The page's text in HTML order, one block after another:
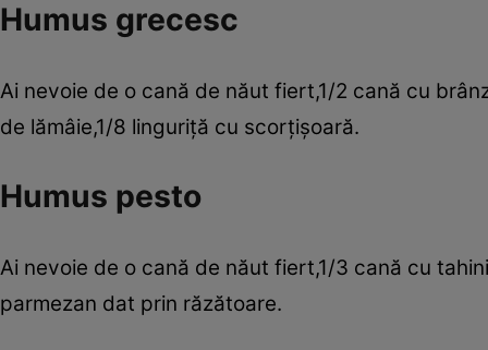
Humus grecesc
Ai nevoie de o cană de năut fiert,1/2 cană cu
de lămâie,1/8 linguriţă cu scorţişoară.
Humus pesto
Ai nevoie de o cană de năut fiert,1/3 cană cu
parmezan dat prin răzătoare.